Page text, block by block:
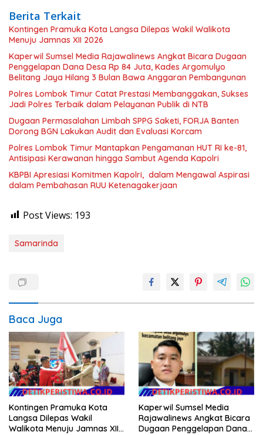
Berita Terkait
Kontingen Pramuka Kota Langsa Dilepas Wakil Walikota
Menuju Jamnas XII 2026
Kaperwil Sumsel Media Rajawalinews Angkat Bicara Dugaan
Penggelapan Dana Desa Rp 84 Juta, Kades Argomulyo
Belitang Jaya Hilang 3 Bulan Bawa Anggaran Pembangunan
Polres Lombok Timur Catat Prestasi Membanggakan, Sukses
Jadi Polres Terbaik dalam Pelayanan Publik di NTB
Dugaan Permasalahan Limbah SPPG Saketi, FORJA Banten
Dorong BGN Lakukan Audit dan Evaluasi Korcam
Polres Lombok Timur Mantapkan Pengamanan HUT RI ke-81,
Antisipasi Kerawanan hingga Sambut Agenda Kapolri
KBPBI Apresiasi Komitmen Kapolri, dalam Mengawal Aspirasi
dalam Pembahasan RUU Ketenagakerjaan
Post Views: 193
Samarinda
Baca Juga
Kontingen Pramuka Kota
Langsa Dilepas Wakil
Walikota Menuju Jamnas XII
Kaperwil Sumsel Media
Rajawalinews Angkat Bicara
Dugaan Penggelapan Dana